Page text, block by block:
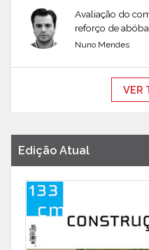
Avaliação do
reforço de
Nuno Mendes
VER
Edição Atual